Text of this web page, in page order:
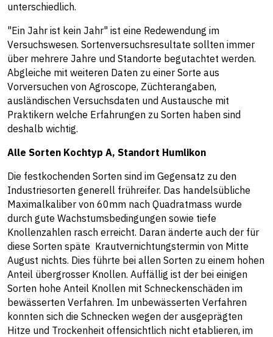
unterschiedlich.
"Ein Jahr ist kein Jahr" ist eine Redewendung im
Versuchswesen. Sortenversuchsresultate sollten immer
über mehrere Jahre und Standorte begutachtet werden.
Abgleiche mit weiteren Daten zu einer Sorte aus
Vorversuchen von Agroscope, Züchterangaben,
ausländischen Versuchsdaten und Austausche mit
Praktikern welche Erfahrungen zu Sorten haben sind
deshalb wichtig.
Alle Sorten Kochtyp A, Standort Humlikon
Die festkochenden Sorten sind im Gegensatz zu den
Industriesorten generell frühreifer. Das handelsübliche
Maximalkaliber von 60mm nach Quadratmass wurde
durch gute Wachstumsbedingungen sowie tiefe
Knollenzahlen rasch erreicht. Daran änderte auch der für
diese Sorten späte Krautvernichtungstermin von Mitte
August nichts. Dies führte bei allen Sorten zu einem hohen
Anteil übergrosser Knollen. Auffällig ist der bei einigen
Sorten hohe Anteil Knollen mit Schneckenschäden im
bewässerten Verfahren. Im unbewässerten Verfahren
konnten sich die Schnecken wegen der ausgeprägten
Hitze und Trockenheit offensichtlich nicht etablieren, im